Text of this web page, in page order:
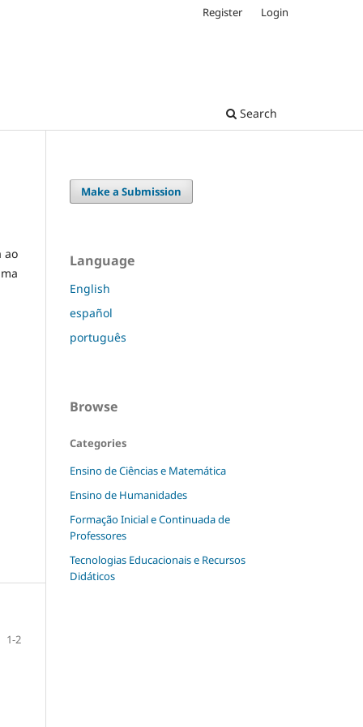
Search
Register Login
ao
1-2
Make a Submission
Language
English
español
português
Browse
Categories
Ensino de Ciências e Matemática
Ensino de Humanidades
Formação Inicial e Continuada de
Professores
Tecnologias Educacionais e Recursos
Didáticos